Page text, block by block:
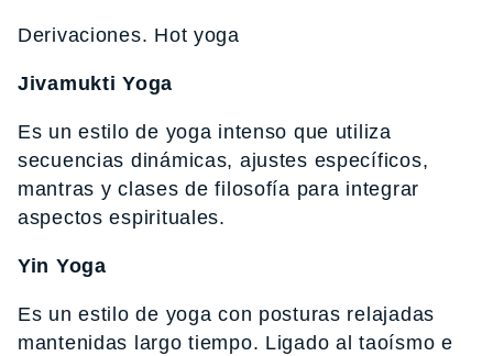
Derivaciones. Hot yoga
Jivamukti Yoga
Es un estilo de yoga intenso que utiliza
secuencias dinámicas, ajustes específicos,
mantras y clases de filosofía para integrar
aspectos espirituales.
Yin Yoga
Es un estilo de yoga con posturas relajadas
mantenidas largo tiempo. Ligado al taoísmo e